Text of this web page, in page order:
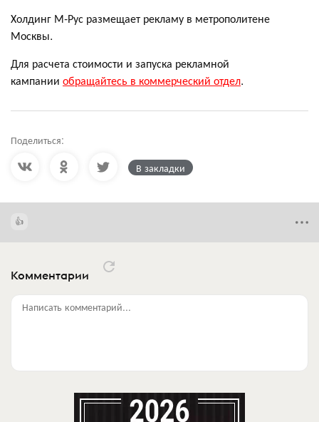
Холдинг М-Рус размещает рекламу в метрополитене
Москвы.
Для расчета стоимости и запуска рекламной
кампании обращайтесь в коммерческий отдел.
Поделиться:
В закладки
Комментарии
Написать комментарий...